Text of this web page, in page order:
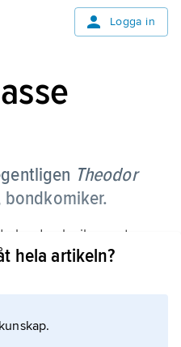
Logga in
Theodor
bondkomiker.
land och rike runt
den mest kända
hela artikeln?